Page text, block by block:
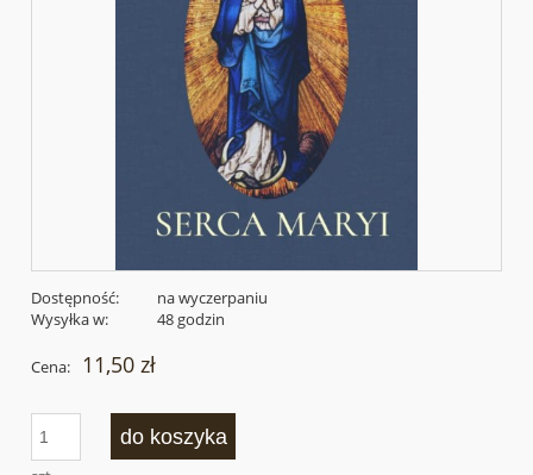
Dostępność:
na wyczerpaniu
Wysyłka w:
48 godzin
Cena: 11,50 zł
do koszyka